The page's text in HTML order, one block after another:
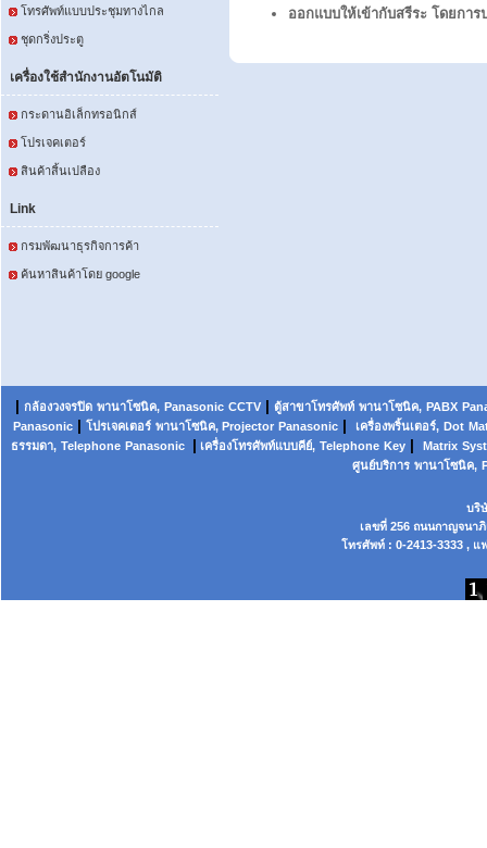
โทรศัพท์แบบประชุมทางไกล
ชุดกริ่งประตู
เครื่องใช้สำนักงานอัตโนมัติ
กระดานอิเล็กทรอนิกส์
โปรเจคเตอร์
สินค้าสิ้นเปลือง
Link
กรมพัฒนาธุรกิจการค้า
ค้นหาสินค้าโดย google
ออกแบบให้เข้ากับสรีระ โดยกา
| กล้องวงจรปิด พานาโซนิค, Panasonic CCTV | ตู้สาขาโทรศัพท์ พานาโซนิค, PABX
Panasonic| โปรเจคเตอร์ พานาโซนิค, Projector Panasonic| เครื่องพริ้นเตอร์, Dot
ธรรมดา, Telephone Panasonic | เครื่องโทรศัพท์แบบคีย์, Telephone Key | Matrix
ศูนย์บริการ พานาโซนิค,
บริ
เลขที่ 256 ถนนกาญจนาภิ
โทรศัพท์ : 0-2413-3333 , แ